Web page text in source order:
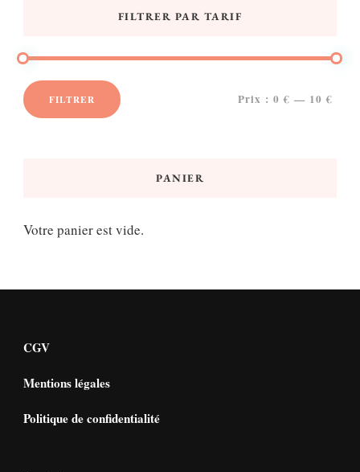
FILTRER PAR TARIF
FILTRER Prix : 0 € — 10 €
PANIER
Votre panier est vide.
CGV
Mentions légales
Politique de confidentialité